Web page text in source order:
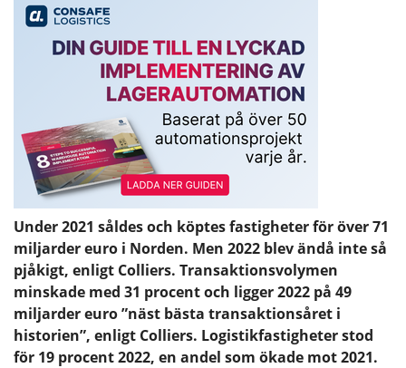
Under 2021 såldes och köptes fastigheter för över 71
miljarder euro i Norden. Men 2022 blev ändå inte så
pjåkigt, enligt Colliers. Transaktionsvolymen
minskade med 31 procent och ligger 2022 på 49
miljarder euro ”näst bästa transaktionsåret i
historien”, enligt Colliers. Logistikfastigheter stod
för 19 procent 2022, en andel som ökade mot 2021.